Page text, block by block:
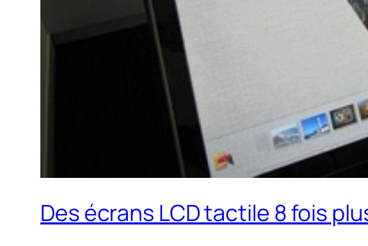
Des écrans LCD tactile 8 fois